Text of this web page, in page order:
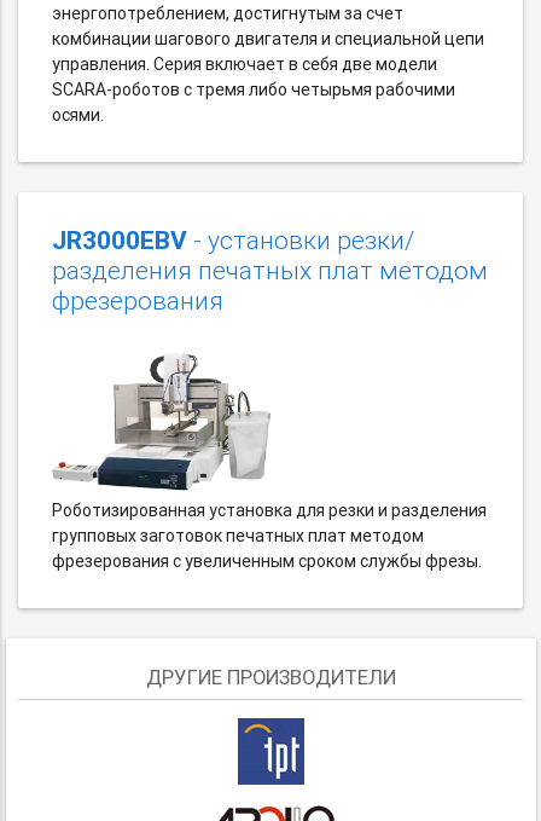
энергопотреблением, достигнутым за счет
комбинации шагового двигателя и специальной цепи
управления. Серия включает в себя две модели
SCARA-роботов с тремя либо четырьмя рабочими
осями.
JR3000EBV - установки резки/
разделения печатных плат методом
фрезерования
Роботизированная установка для резки и разделения
групповых заготовок печатных плат методом
фрезерования с увеличенным сроком службы фрезы.
ДРУГИЕ ПРОИЗВОДИТЕЛИ